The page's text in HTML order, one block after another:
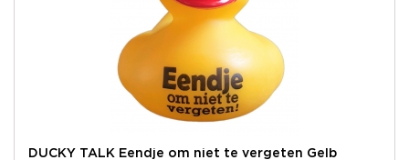
DUCKY TALK Eendje om niet te vergeten Gelb